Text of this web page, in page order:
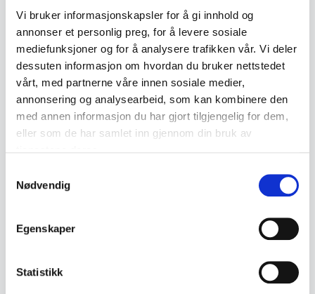
Vi bruker informasjonskapsler for å gi innhold og
annonser et personlig preg, for å levere sosiale
mediefunksjoner og for å analysere trafikken vår. Vi deler
dessuten informasjon om hvordan du bruker nettstedet
vårt, med partnerne våre innen sosiale medier,
annonsering og analysearbeid, som kan kombinere den
med annen informasjon du har gjort tilgjengelig for dem,
eller som de har samlet inn gjennom din bruk av
Nødvendig
Egenskaper
Statistikk
Eldre vevspjelk til bruk ved veving, utført i tre
med smidde metalldetaljer og dekorative
utskjæringer.
• Tradisjonelt vevredskap
• Utført i tre
• Smidde beslag og justeringsdel i jern
• Fremstår som eldre, trolig fra 1700- eller tidlig
1800-tall
- Lengde ca. 59 cm